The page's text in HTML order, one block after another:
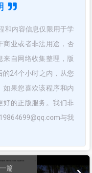
和内容信息仅限用于学
商业或者非法用途，否
来自网络收集整理，版
24个小时之内，从您
如果您喜欢该程序和内
好的正版服务。我们非
与我
篇